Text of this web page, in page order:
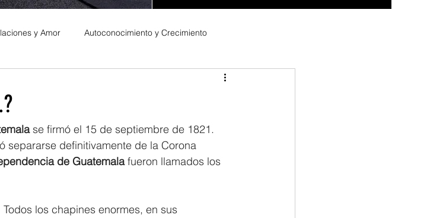
y Amor Autoconocimiento y Crecimiento
se firmó el 15 de septiembre de 1821.
separarse definitivamente de la Corona
de Guatemala fueron llamados los
los chapines enormes, en sus